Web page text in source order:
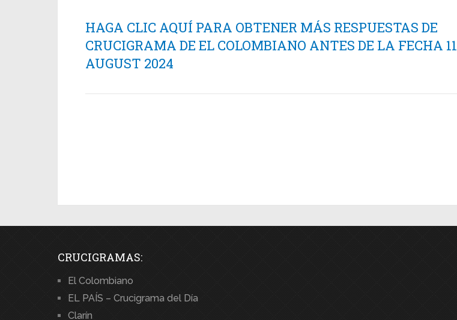
HAGA CLIC AQUÍ PARA OBTENER MÁS RESPUESTAS DE
CRUCIGRAMA DE EL COLOMBIANO ANTES DE LA FECHA 11
AUGUST 2024
CRUCIGRAMAS:
El Colombiano
EL PAÍS – Crucigrama del Día
Clarín